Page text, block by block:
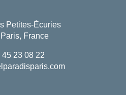
Petites-Écuries
France
45 23 08 22